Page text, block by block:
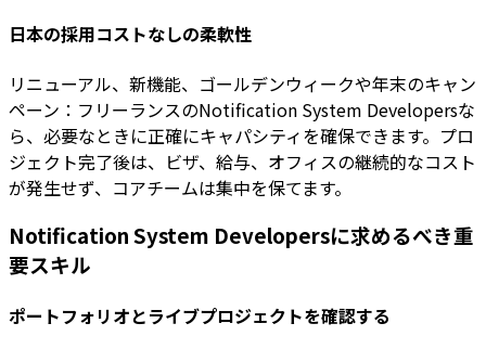
日本の採用コストなしの柔軟性
リニューアル、新機能、ゴールデンウィークや年末のキャン
ペーン：フリーランスのNotification System Developersな
ら、必要なときに正確にキャパシティを確保できます。プロ
ジェクト完了後は、ビザ、給与、オフィスの継続的なコスト
が発生せず、コアチームは集中を保てます。
Notification System Developersに求めるべき重
要スキル
ポートフォリオとライブプロジェクトを確認する